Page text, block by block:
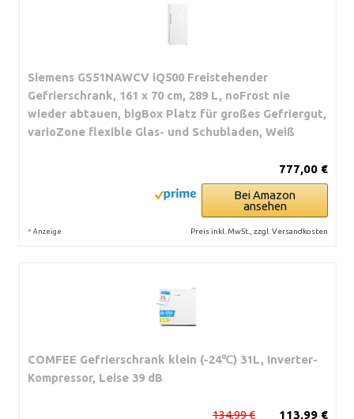
Siemens GS51NAWCV iQ500 Freistehender
Gefrierschrank, 161 x 70 cm, 289 L, noFrost nie
wieder abtauen, bigBox Platz für großes Gefriergut,
varioZone flexible Glas- und Schubladen, Weiß
777,00 €
Bei Amazon
ansehen
* Anzeige Preis inkl. MwSt., zzgl. Versandkosten
COMFEE Gefrierschrank klein (-24℃) 31L, Inverter-
Kompressor, Leise 39 dB
113,99 €
134,99 €